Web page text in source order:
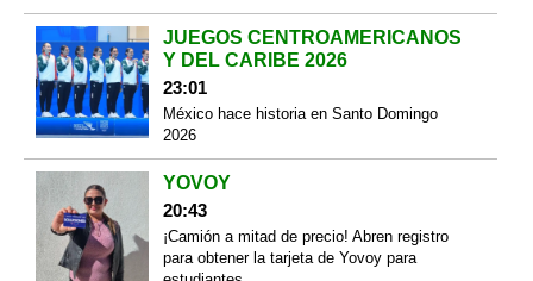
JUEGOS CENTROAMERICANOS
Y DEL CARIBE 2026
23:01
México hace historia en Santo Domingo
2026
YOVOY
20:43
¡Camión a mitad de precio! Abren registro
para obtener la tarjeta de Yovoy para